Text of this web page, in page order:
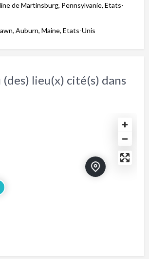
de Martinsburg, Pennsylvanie, Etats-
Auburn, Maine, Etats-Unis
lieu(x) cité(s) dans